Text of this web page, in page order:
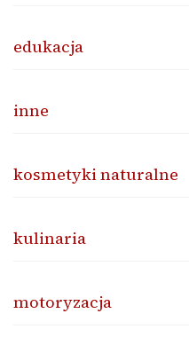
edukacja
inne
kosmetyki naturalne
kulinaria
motoryzacja